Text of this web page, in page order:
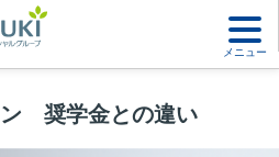
メニュー
奨学金との違い